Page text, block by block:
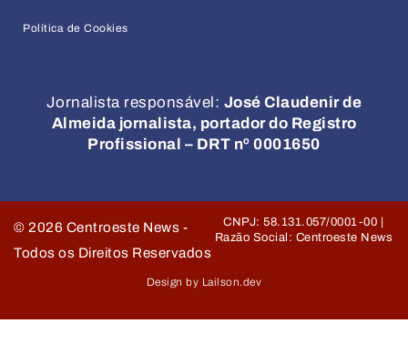
Política de Cookies
Jornalista responsável: José Claudenir de
Almeida jornalista, portador do Registro
Profissional – DRT nº 0001650
© 2026 Centroeste News -
Todos os Direitos Reservados
CNPJ: 58.131.057/0001-00 |
Razão Social: Centroeste News
Design by Lailson.dev